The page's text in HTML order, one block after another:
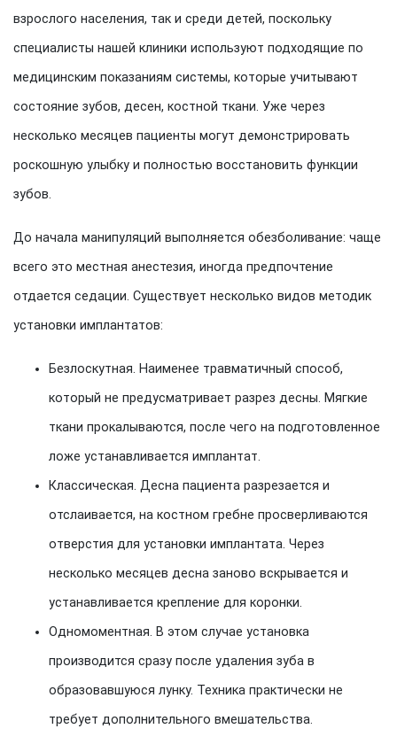
взрослого населения, так и среди детей, поскольку
специалисты нашей клиники используют подходящие по
медицинским показаниям системы, которые учитывают
состояние зубов, десен, костной ткани. Уже через
несколько месяцев пациенты могут демонстрировать
роскошную улыбку и полностью восстановить функции
зубов.
До начала манипуляций выполняется обезболивание: чаще
всего это местная анестезия, иногда предпочтение
отдается седации. Существует несколько видов методик
установки имплантатов:
Безлоскутная. Наименее травматичный способ,
который не предусматривает разрез десны. Мягкие
ткани прокалываются, после чего на подготовленное
ложе устанавливается имплантат.
Классическая. Десна пациента разрезается и
отслаивается, на костном гребне просверливаются
отверстия для установки имплантата. Через
несколько месяцев десна заново вскрывается и
устанавливается крепление для коронки.
Одномоментная. В этом случае установка
производится сразу после удаления зуба в
образовавшуюся лунку. Техника практически не
требует дополнительного вмешательства.